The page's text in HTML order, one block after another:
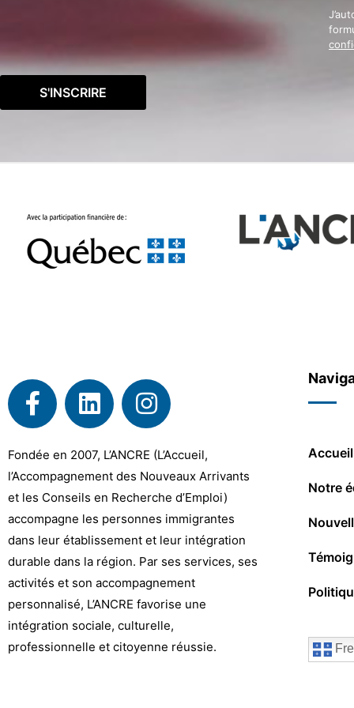
Fondée en 2007, L’ANCRE (L’Accueil,
l’Accompagnement des Nouveaux Arrivants
et les Conseils en Recherche d’Emploi)
accompagne les personnes immigrantes
dans leur établissement et leur intégration
durable dans la région. Par ses services, ses
activités et son accompagnement
personnalisé, L’ANCRE favorise une
intégration sociale, culturelle,
professionnelle et citoyenne réussie.
Accueil
Notre